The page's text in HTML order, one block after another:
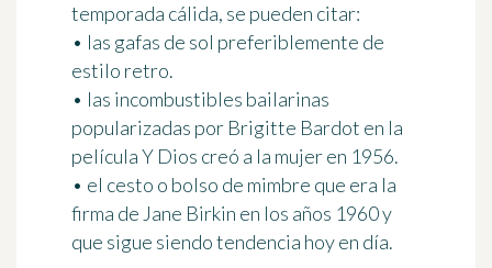
temporada cálida, se pueden citar:
• las gafas de sol preferiblemente de
estilo retro.
• las incombustibles bailarinas
popularizadas por Brigitte Bardot en la
película Y Dios creó a la mujer en 1956.
• el cesto o bolso de mimbre que era la
firma de Jane Birkin en los años 1960 y
que sigue siendo tendencia hoy en día.